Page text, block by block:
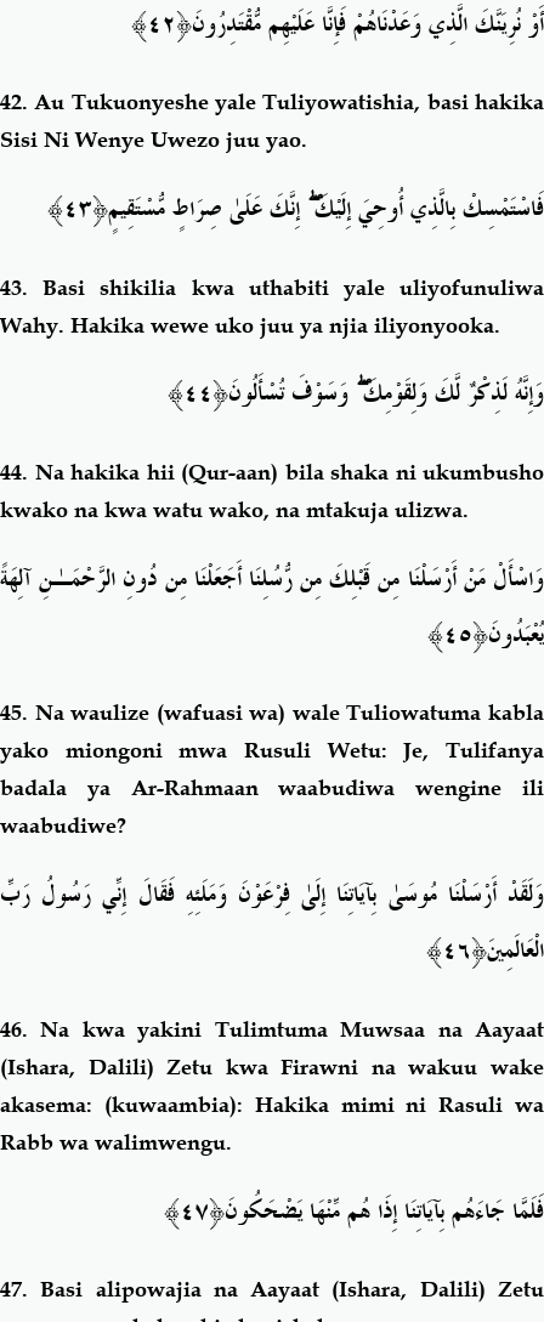
أَوْ نُرِيَنَّكَ الَّذِي وَعَدْنَاهُمْ فَإِنَّا عَلَيْهِم مُّقْتَدِرُونَ﴿٤٢﴾
42.Au Tukuonyeshe yale Tuliyowatishia, basi hakika
Sisi Ni Wenye Uwezo juu yao.
فَاسْتَمْسِكْ بِالَّذِي أُوحِيَ إِلَيْكَۖإِنَّكَ عَلَىٰ صِرَاطٍ مُّسْتَقِيمٍ﴿٤٣﴾
43.Basi shikilia kwa uthabiti yale uliyofunuliwa
Wahy. Hakika wewe uko juu ya njia iliyonyooka.
وَإِنَّهُ لَذِكْرٌ لَّكَ وَلِقَوْمِكَۖوَسَوْفَ تُسْأَلُونَ﴿٤٤﴾
44. Na hakika hii (Qur-aan) bila shaka ni ukumbusho
kwako na kwa watu wako, na mtakuja ulizwa.
وَاسْأَلْ مَنْ أَرْسَلْنَا مِن قَبْلِكَ مِن رُّسُلِنَا أَجَعَلْنَا مِن دُونِ الرَّحْمَـٰنِ آلِهَةً
يُعْبَدُونَ﴿٤٥﴾
45. Na waulize (wafuasi wa) wale Tuliowatuma kabla
yako miongoni mwa Rusuli Wetu: Je, Tulifanya
badala ya Ar-Rahmaan waabudiwa wengine ili
waabudiwe?
وَلَقَدْ أَرْسَلْنَا مُوسَىٰ بِآيَاتِنَا إِلَىٰ فِرْعَوْنَ وَمَلَئِهِ فَقَالَ إِنِّي رَسُولُ رَبِّ
الْعَالَمِينَ﴿٤٦﴾
46.Na kwa yakini Tulimtuma Muwsaa na Aayaat
(Ishara, Dalili) Zetu kwa Firawni na wakuu wake
akasema: (kuwaambia): Hakika mimi ni Rasuli wa
Rabb wa walimwengu.
فَلَمَّا جَاءَهُم بِآيَاتِنَا إِذَا هُم مِّنْهَا يَضْحَكُونَ﴿٤٧﴾
47.Basi alipowajia na Aayaat (Ishara, Dalili) Zetu